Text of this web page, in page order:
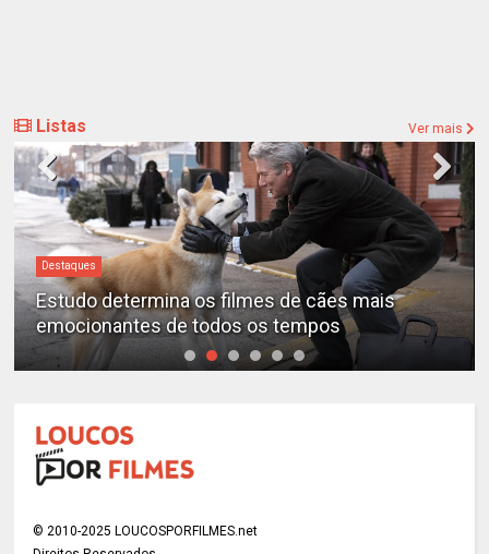
Listas Ver mais
Destaques
“A Entidade” é o filme de terror mais assustador
de todos os tempos, segundo a ciência
© 2010-2025 LOUCOSPORFILMES.net